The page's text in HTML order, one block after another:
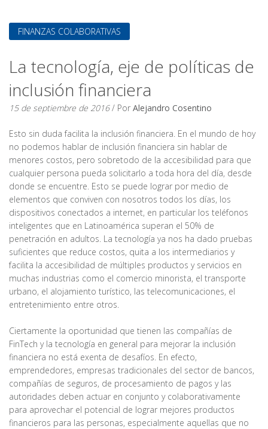
FINANZAS COLABORATIVAS
La tecnología, eje de políticas de
inclusión financiera
15 de septiembre de 2016/ Por Alejandro Cosentino
Esto sin duda facilita la inclusión financiera. En el mundo de hoy
no podemos hablar de inclusión financiera sin hablar de
menores costos, pero sobretodo de la accesibilidad para que
cualquier persona pueda solicitarlo a toda hora del día, desde
donde se encuentre. Esto se puede lograr por medio de
elementos que conviven con nosotros todos los días, los
dispositivos conectados a internet, en particular los teléfonos
inteligentes que en Latinoamérica superan el 50% de
penetración en adultos. La tecnología ya nos ha dado pruebas
suficientes que reduce costos, quita a los intermediarios y
facilita la accesibilidad de múltiples productos y servicios en
muchas industrias como el comercio minorista, el transporte
urbano, el alojamiento turístico, las telecomunicaciones, el
entretenimiento entre otros.
Ciertamente la oportunidad que tienen las compañías de
FinTech y la tecnología en general para mejorar la inclusión
financiera no está exenta de desafíos. En efecto,
emprendedores, empresas tradicionales del sector de bancos,
compañías de seguros, de procesamiento de pagos y las
autoridades deben actuar en conjunto y colaborativamente
para aprovechar el potencial de lograr mejores productos
financieros para las personas, especialmente aquellas que no